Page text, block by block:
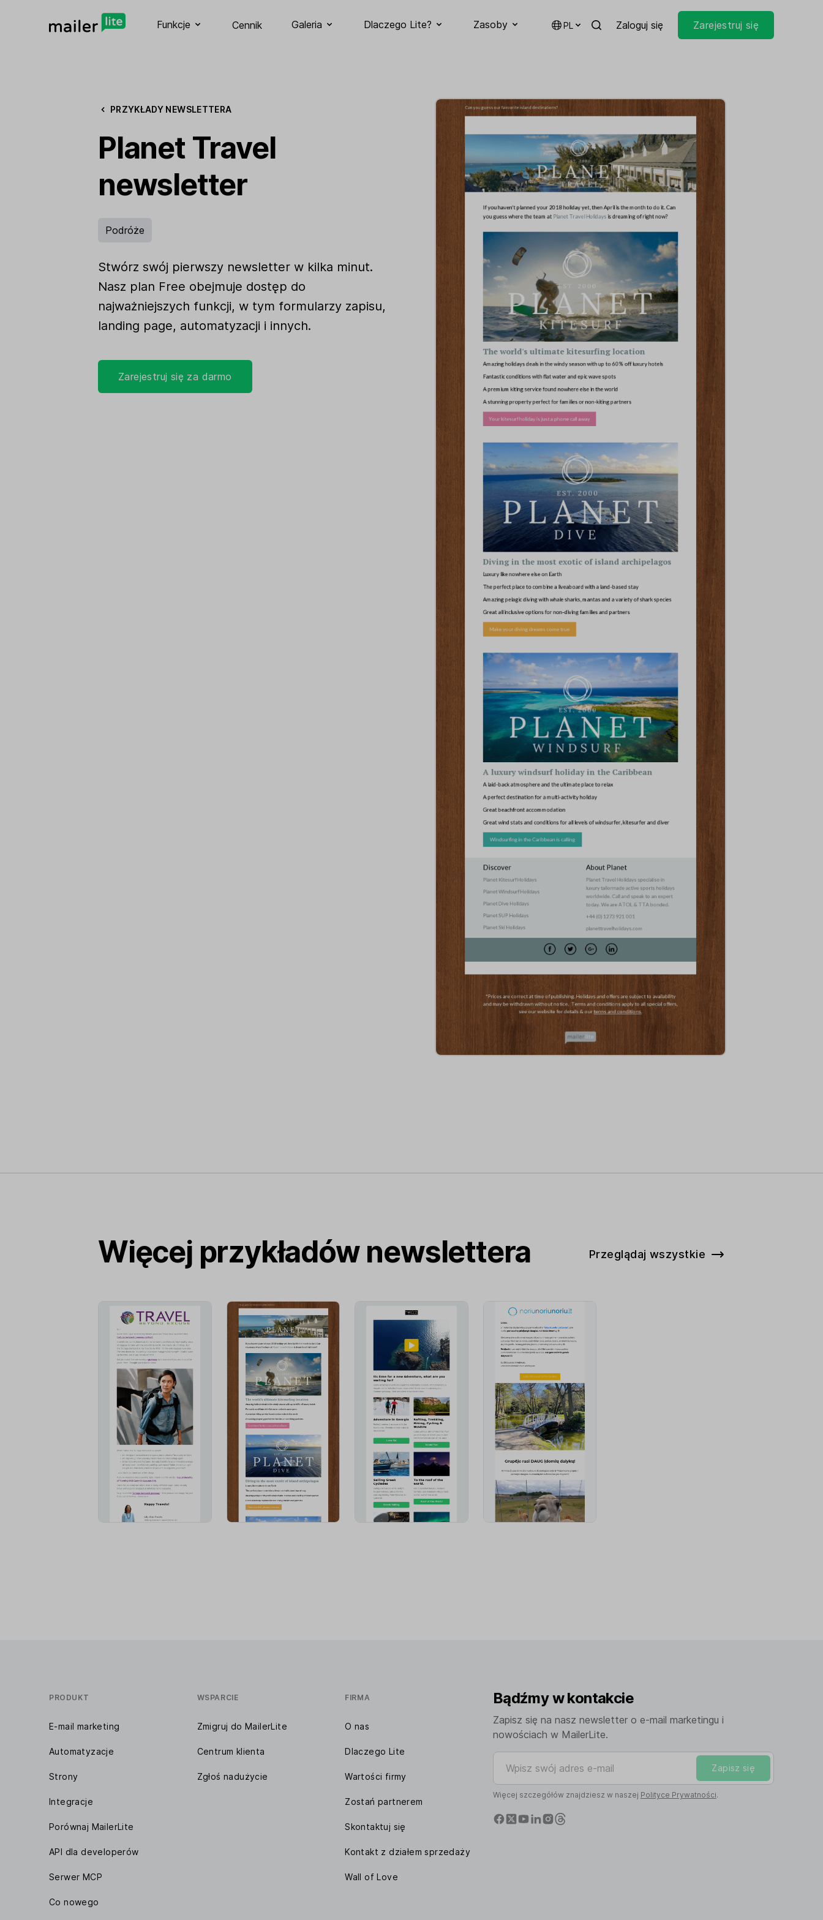
Funkcje Cennik Galeria Dlaczego Lite? Zasoby PL Zaloguj się Zarejestruj się
PRZYKŁADY NEWSLETTERA
Planet Travel
newsletter
Podróże
Stwórz swój pierwszy newsletter w kilka minut.
Nasz plan Free obejmuje dostęp do
najważniejszych funkcji, w tym formularzy zapisu,
landing page, automatyzacji i innych.
Zarejestruj się za darmo
Więcej przykładów newslettera Przeglądaj wszystkie
PRODUKT
E-mail marketing
Automatyzacje
Strony
Integracje
Porównaj MailerLite
API dla developerów
Serwer MCP
Co nowego
WSPARCIE
Zmigruj do MailerLite
Centrum klienta
Zgłoś nadużycie
FIRMA
O nas
Dlaczego Lite
Wartości firmy
Zostań partnerem
Skontaktuj się
Kontakt z działem sprzedaży
Wall of Love
Bądźmy w kontakcie
Zapisz się na nasz newsletter o e-mail marketingu i
nowościach w MailerLite.
Wpisz swój adres e-mail
Zapisz się
Więcej szczegółów znajdziesz w naszej Polityce Prywatności.